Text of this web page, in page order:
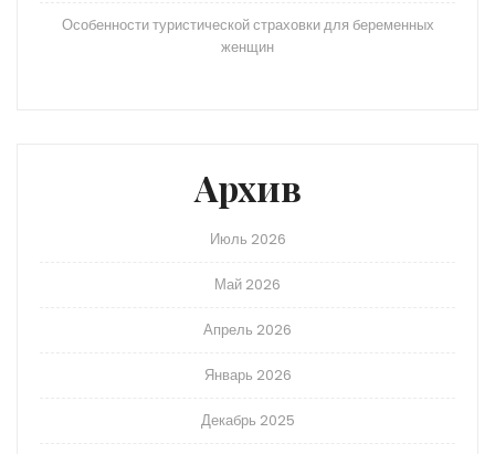
Особенности туристической страховки для беременных
женщин
Архив
Июль 2026
Май 2026
Апрель 2026
Январь 2026
Декабрь 2025